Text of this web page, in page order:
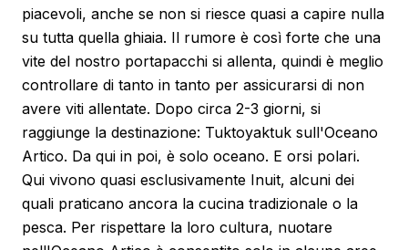
piacevoli, anche se non si riesce quasi a capire nulla
su tutta quella ghiaia. Il rumore è così forte che una
vite del nostro portapacchi si allenta, quindi è meglio
controllare di tanto in tanto per assicurarsi di non
avere viti allentate. Dopo circa 2-3 giorni, si
raggiunge la destinazione: Tuktoyaktuk sull'Oceano
Artico. Da qui in poi, è solo oceano. E orsi polari.
Qui vivono quasi esclusivamente Inuit, alcuni dei
quali praticano ancora la cucina tradizionale o la
pesca. Per rispettare la loro cultura, nuotare